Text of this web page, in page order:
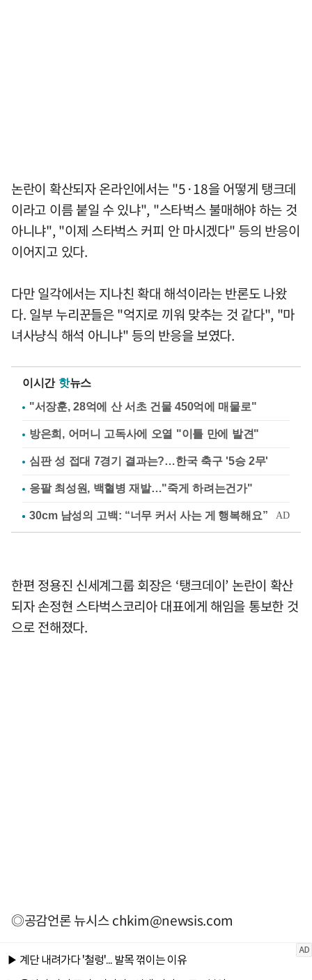
논란이 확산되자 온라인에서는 "5·18을 어떻게 탱크데
이라고 이름 붙일 수 있냐", "스타벅스 불매해야 하는 것
아니냐", "이제 스타벅스 커피 안 마시겠다" 등의 반응이
이어지고 있다.
다만 일각에서는 지나친 확대 해석이라는 반론도 나왔
다. 일부 누리꾼들은 "억지로 끼워 맞추는 것 같다", "마
녀사냥식 해석 아니냐" 등의 반응을 보였다.
이시간 핫뉴스
"서장훈, 28억에 산 서초 건물 450억에 매물로"
방은희, 어머니 고독사에 오열 "이틀 만에 발견"
심판 성 접대 7경기 결과는?…한국 축구 '5승 2무'
응팔 최성원, 백혈병 재발…"죽게 하려는건가"
한편 정용진 신세계그룹 회장은 ‘탱크데이’ 논란이 확산
되자 손정현 스타벅스코리아 대표에게 해임을 통보한 것
으로 전해졌다.
◎공감언론 뉴시스chkim@newsis.com